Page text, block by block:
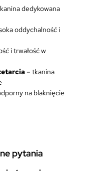
dedykowana
oddychalność i
i trwałość w
– tkanina
na blaknięcie
pytania